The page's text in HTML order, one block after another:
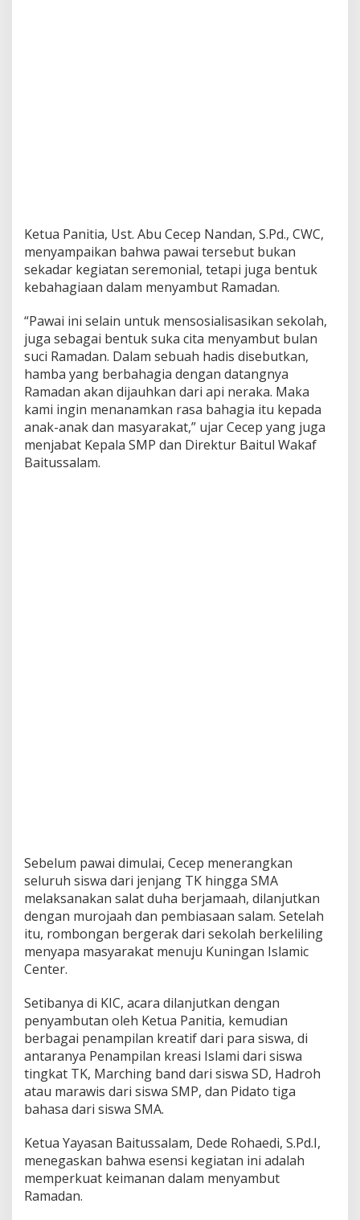
Ketua Panitia, Ust. Abu Cecep Nandan, S.Pd., CWC,
menyampaikan bahwa pawai tersebut bukan
sekadar kegiatan seremonial, tetapi juga bentuk
kebahagiaan dalam menyambut Ramadan.
“Pawai ini selain untuk mensosialisasikan sekolah,
juga sebagai bentuk suka cita menyambut bulan
suci Ramadan. Dalam sebuah hadis disebutkan,
hamba yang berbahagia dengan datangnya
Ramadan akan dijauhkan dari api neraka. Maka
kami ingin menanamkan rasa bahagia itu kepada
anak-anak dan masyarakat,” ujar Cecep yang juga
menjabat Kepala SMP dan Direktur Baitul Wakaf
Baitussalam.
Sebelum pawai dimulai, Cecep menerangkan
seluruh siswa dari jenjang TK hingga SMA
melaksanakan salat duha berjamaah, dilanjutkan
dengan murojaah dan pembiasaan salam. Setelah
itu, rombongan bergerak dari sekolah berkeliling
menyapa masyarakat menuju Kuningan Islamic
Center.
Setibanya di KIC, acara dilanjutkan dengan
penyambutan oleh Ketua Panitia, kemudian
berbagai penampilan kreatif dari para siswa, di
antaranya Penampilan kreasi Islami dari siswa
tingkat TK, Marching band dari siswa SD, Hadroh
atau marawis dari siswa SMP, dan Pidato tiga
bahasa dari siswa SMA.
Ketua Yayasan Baitussalam, Dede Rohaedi, S.Pd.I,
menegaskan bahwa esensi kegiatan ini adalah
memperkuat keimanan dalam menyambut
Ramadan.